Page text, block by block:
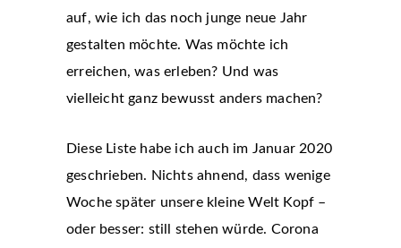
auf, wie ich das noch junge neue Jahr
gestalten möchte. Was möchte ich
erreichen, was erleben? Und was
vielleicht ganz bewusst anders machen?
Diese Liste habe ich auch im Januar 2020
geschrieben. Nichts ahnend, dass wenige
Woche später unsere kleine Welt Kopf –
oder besser: still stehen würde. Corona